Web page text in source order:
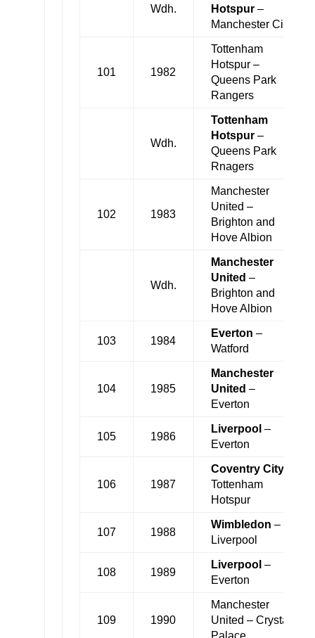
Wdh.
Hotspur–
Manchester City
101 1982
Tottenham
Hotspur –
Queens Park
Rangers
Wdh.
Tottenham
Hotspur–
Queens Park
Rnagers
102 1983
Manchester
United –
Brighton and
Hove Albion
Wdh.
Manchester
United –
Brighton and
Hove Albion
103 1984
Everton –
Watford
104 1985
Manchester
United –
Everton
105 1986
Liverpool –
Everton
106 1987
Coventry City
Tottenham
Hotspur
107 1988
Wimbledon –
Liverpool
108 1989
Liverpool –
Everton
109 1990
Manchester
United – Crystal
Palace